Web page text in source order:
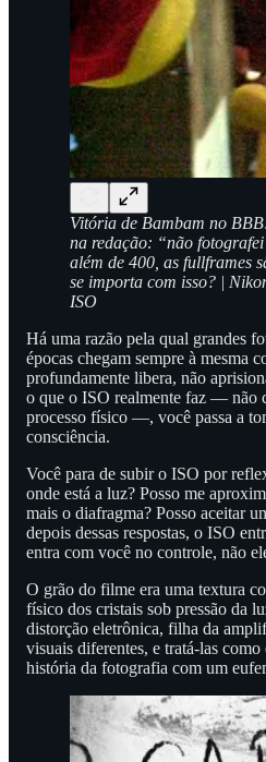
Vitória de Bambam no
na redação: “não
além de 400, as fullframes
se importa com isso? |
ISO
Há uma razão pela qual grandes
épocas chegam sempre à mesma
profundamente libera, não
o que o ISO realmente faz — não
processo físico —, você passa a
consciência.
Você para de subir o ISO por
onde está a luz? Posso me
mais o diafragma? Posso aceitar
depois dessas respostas, o ISO
entra com você no controle, não
O grão do filme era uma textura
físico dos cristais sob pressão da
distorção eletrônica, filha da
visuais diferentes, e tratá-las como
história da fotografia com um